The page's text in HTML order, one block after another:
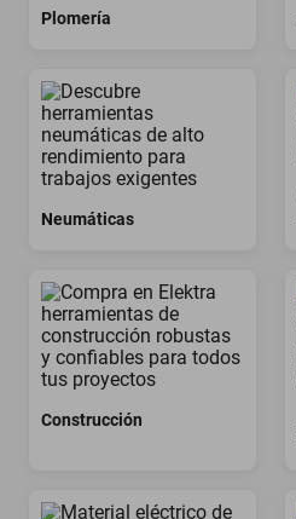
Plomería
Neumáticas
Construcción